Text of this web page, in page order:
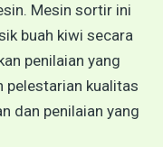
Mesin sortir ini
buah kiwi secara
penilaian yang
pelestarian kualitas
dan penilaian yang